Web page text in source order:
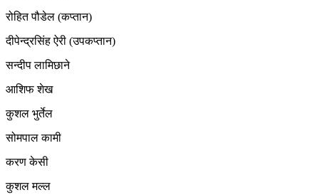
रोहित पौडेल (कप्तान)
दीपेन्द्रसिंह ऐरी (उपकप्तान)
सन्दीप लामिछाने
आशिफ शेख
कुशल भुर्तेल
सोमपाल कामी
करण केसी
कुशल मल्ल